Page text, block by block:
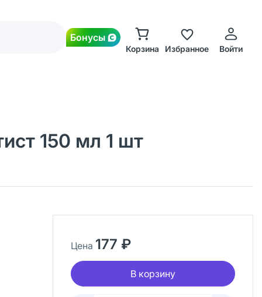
Бонусы
Корзина Избранное Войти
150 мл 1 шт
Цена 177 ₽
В корзину